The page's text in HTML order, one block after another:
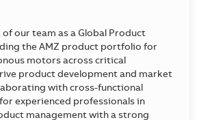
of our team as a Global Product
the AMZ product portfolio for
motors across critical
product development and market
with cross-functional
experienced professionals in
management with a strong